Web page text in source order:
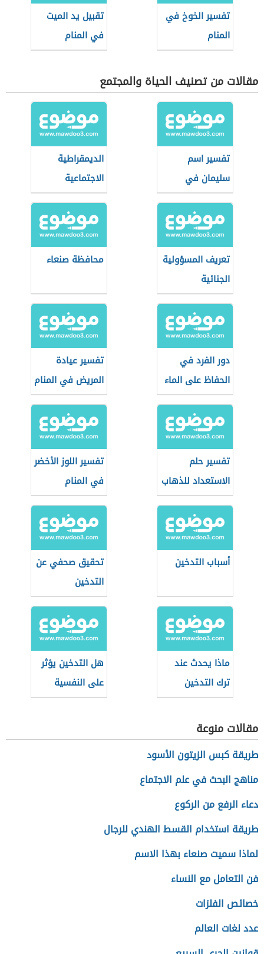
تفسير الخوخ في
المنام
تقبيل يد الميت
في المنام
مقالات من تصنيف الحياة والمجتمع
تفسير اسم
سليمان في
المنام
الديمقراطية
الاجتماعية
تعريف المسؤولية
الجنائية
محافظة صنعاء
دور الفرد في
الحفاظ على الماء
تفسير عيادة
المريض في المنام
تفسير حلم
الاستعداد للذهاب
للعمرة
تفسير اللوز الأخضر
في المنام
أسباب التدخين
تحقيق صحفي عن
التدخين
ماذا يحدث عند
ترك التدخين
هل التدخين يؤثر
على النفسية
مقالات منوعة
طريقة كبس الزيتون الأسود
مناهج البحث في علم الاجتماع
دعاء الرفع من الركوع
طريقة استخدام القسط الهندي للرجال
لماذا سميت صنعاء بهذا الاسم
فن التعامل مع النساء
خصائص الفلزات
عدد لغات العالم